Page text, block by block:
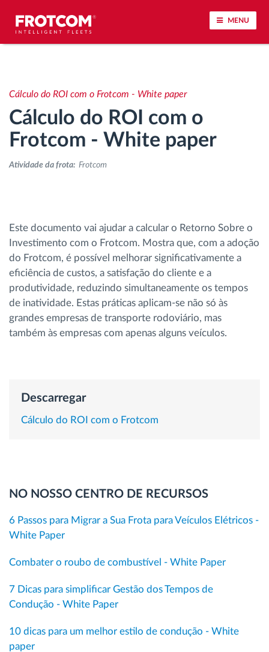
MENU
Análise do estilo de condução
Monitorização dos tempos de condução
Controlo de acesso
Gestão de Combustível
Planeamento e monitorização de rotas
Calculadora de Benefícios
Cálculo do ROI com o Frotcom - White paper
Cálculo do ROI com o
Frotcom - White paper
Atividade da frota: Frotcom
Este documento vai ajudar a calcular o Retorno Sobre o
Investimento com o Frotcom. Mostra que, com a adoção
do Frotcom, é possível melhorar significativamente a
eficiência de custos, a satisfação do cliente e a
produtividade, reduzindo simultaneamente os tempos
de inatividade. Estas práticas aplicam-se não só às
grandes empresas de transporte rodoviário, mas
também às empresas com apenas alguns veículos.
Descarregar
Cálculo do ROI com o Frotcom
NO NOSSO CENTRO DE RECURSOS
6 Passos para Migrar a Sua Frota para Veículos Elétricos -
White Paper
Combater o roubo de combustível - White Paper
7 Dicas para simplificar Gestão dos Tempos de
Condução - White Paper
10 dicas para um melhor estilo de condução - White
paper